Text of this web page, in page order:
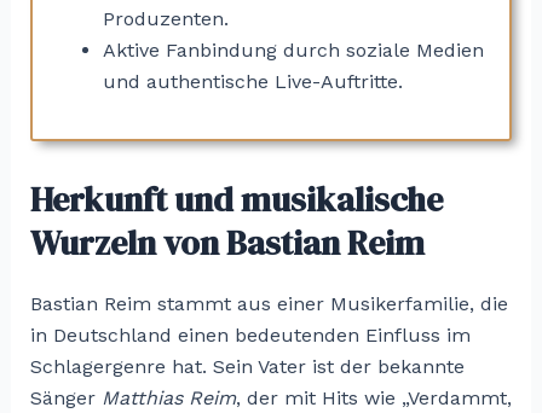
Produzenten.
Aktive Fanbindung durch soziale Medien
und authentische Live-Auftritte.
Herkunft und musikalische
Wurzeln von Bastian Reim
Bastian Reim stammt aus einer Musikerfamilie, die
in Deutschland einen bedeutenden Einfluss im
Schlagergenre hat. Sein Vater ist der bekannte
Sänger Matthias Reim, der mit Hits wie „Verdammt,